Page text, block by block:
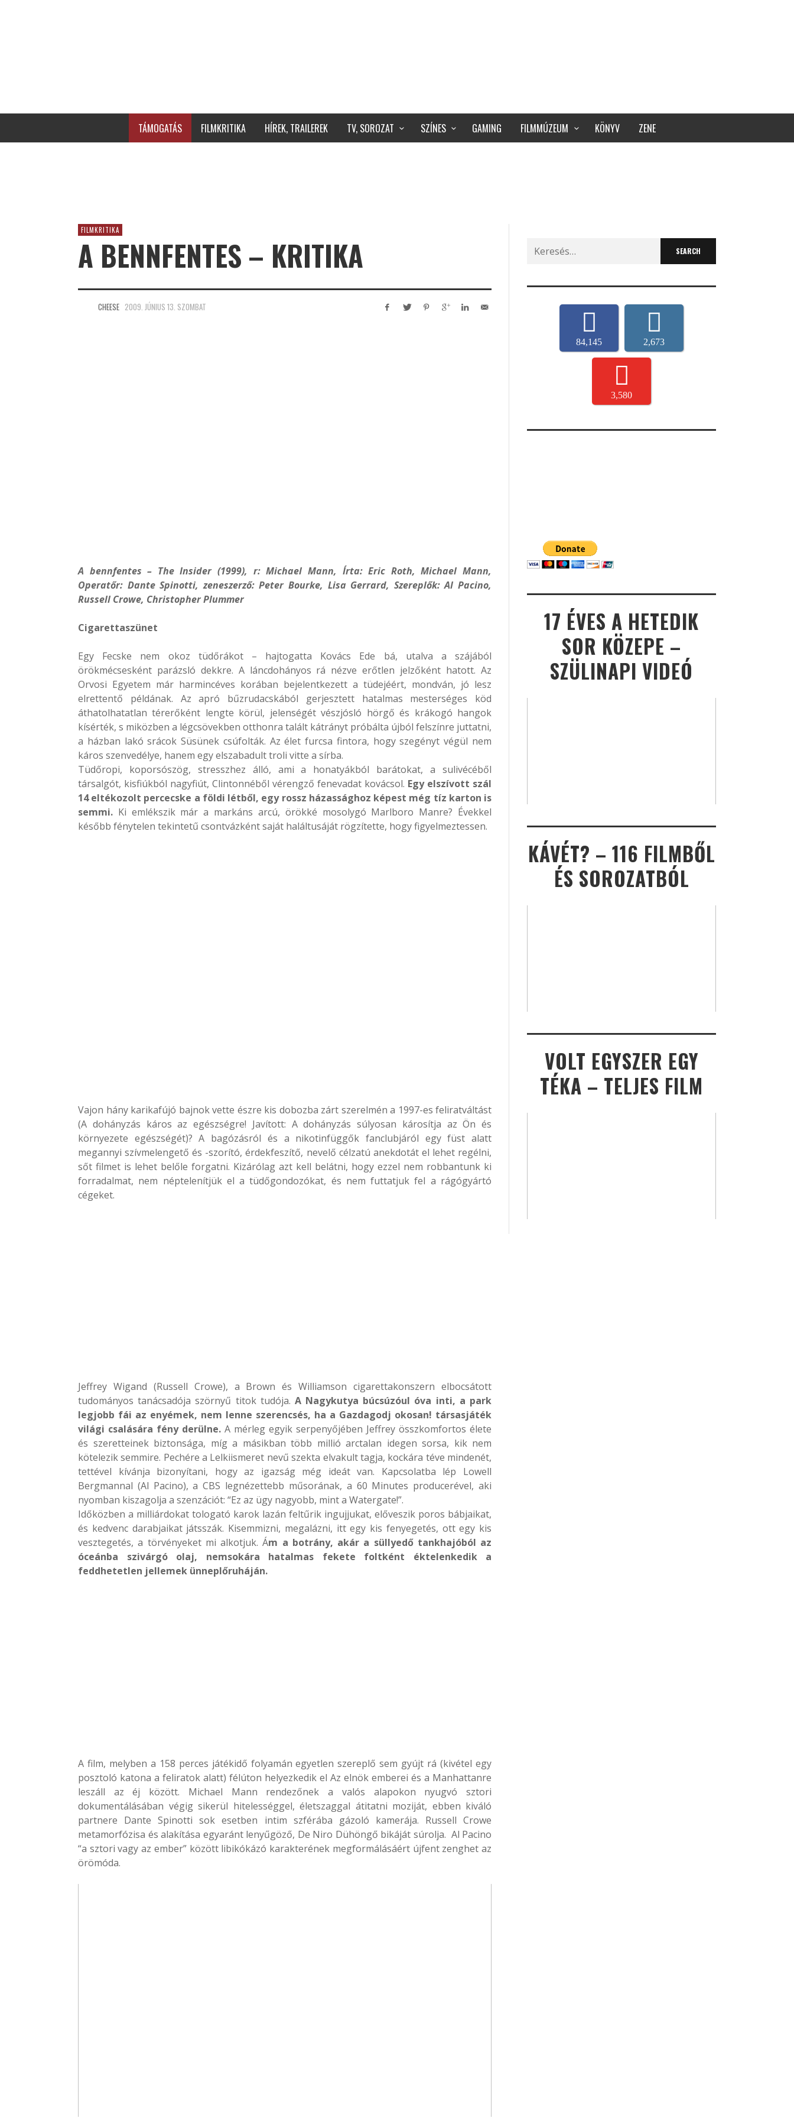
TÁMOGATÁS FILMKRITIKA HÍREK, TRAILEREK TV, SOROZAT SZÍNES GAMING FILMMÚZEUM KÖNYV ZENE
FILMKRITIKA
A BENNFENTES – KRITIKA
CHEESE 2009. JÚNIUS 13. SZOMBAT
A bennfentes – The Insider(1999), r: Michael Mann, Írta: Eric Roth, Michael Mann,
Operatőr: Dante Spinotti, zeneszerző: Peter Bourke, Lisa Gerrard, Szereplők: Al Pacino,
Russell Crowe, Christopher Plummer
Cigarettaszünet
Egy Fecske nem okoz tüdőrákot – hajtogatta Kovács Ede bá, utalva a szájából
örökmécsesként parázsló dekkre. A láncdohányos rá nézve erőtlen jelzőként hatott. Az
Orvosi Egyetem már harmincéves korában bejelentkezett a tüdejéért, mondván, jó lesz
elrettentő példának. Az apró bűzrudacskából gerjesztett hatalmas mesterséges köd
áthatolhatatlan térerőként lengte körül, jelenségét vészjósló hörgő és krákogó hangok
kísérték, s miközben a légcsövekben otthonra talált kátrányt próbálta újból felszínre juttatni,
a házban lakó srácok Süsünek csúfolták. Az élet furcsa fintora, hogy szegényt végül nem
káros szenvedélye, hanem egy elszabadult troli vitte a sírba.
Tüdőropi, koporsószög, stresszhez álló, ami a honatyákból barátokat, a sulivécéből
társalgót, kisfiúkból nagyfiút, Clintonnéből vérengző fenevadat kovácsol. Egy elszívott szál
14 eltékozolt percecske a földi létből, egy rossz házassághoz képest még tíz karton is
semmi. Ki emlékszik már a markáns arcú, örökké mosolygó Marlboro Manre? Évekkel
később fénytelen tekintetű csontvázként saját haláltusáját rögzítette, hogy figyelmeztessen.
Vajon hány karikafújó bajnok vette észre kis dobozba zárt szerelmén a 1997-es feliratváltást
(A dohányzás káros az egészségre! Javított: A dohányzás súlyosan károsítja az Ön és
környezete egészségét)? A bagózásról és a nikotinfüggők fanclubjáról egy füst alatt
megannyi szívmelengető és -szorító, érdekfeszítő, nevelő célzatú anekdotát el lehet regélni,
sőt filmet is lehet belőle forgatni. Kizárólag azt kell belátni, hogy ezzel nem robbantunk ki
forradalmat, nem néptelenítjük el a tüdőgondozókat, és nem futtatjuk fel a rágógyártó
cégeket.
Jeffrey Wigand (Russell Crowe), a Brown és Williamson cigarettakonszern elbocsátott
tudományos tanácsadója szörnyű titok tudója. A Nagykutya búcsúzóul óva inti, a park
legjobb fái az enyémek, nem lenne szerencsés, ha a Gazdagodj okosan! társasjáték
világi csalására fény derülne. A mérleg egyik serpenyőjében Jeffrey összkomfortos élete
és szeretteinek biztonsága, míg a másikban több millió arctalan idegen sorsa, kik nem
kötelezik semmire. Pechére a Lelkiismeret nevű szekta elvakult tagja, kockára téve mindenét,
tettével kívánja bizonyítani, hogy az igazság még ideát van. Kapcsolatba lép Lowell
Bergmannal (Al Pacino), a CBS legnézettebb műsorának, a 60 Minutes producerével, aki
nyomban kiszagolja a szenzációt: “Ez az ügy nagyobb, mint a Watergate!”.
Időközben a milliárdokat tologató karok lazán feltűrik ingujjukat, előveszik poros bábjaikat,
és kedvenc darabjaikat játsszák. Kisemmizni, megalázni, itt egy kis fenyegetés, ott egy kis
vesztegetés, a törvényeket mi alkotjuk. Ám a botrány, akár a süllyedő tankhajóból az
óceánba szivárgó olaj, nemsokára hatalmas fekete foltként éktelenkedik a
feddhetetlen jellemek ünneplőruháján.
A film, melyben a 158 perces játékidő folyamán egyetlen szereplő sem gyújt rá (kivétel egy
posztoló katona a feliratok alatt) félúton helyezkedik el Az elnök emberei és a Manhattanre
leszáll az éj között. Michael Mann rendezőnek a valós alapokon nyugvó sztori
dokumentálásában végig sikerül hitelességgel, életszaggal átitatni moziját, ebben kiváló
partnere Dante Spinotti sok esetben intim szférába gázoló kamerája. Russell Crowe
metamorfózisa és alakítása egyaránt lenyűgöző, De Niro Dühöngő bikáját súrolja. Al Pacino
“a sztori vagy az ember” között libikókázó karakterének megformálásáért újfent zenghet az
örömóda.
Search
for:
84,145 2,673
3,580
17 ÉVES A HETEDIK
SOR KÖZEPE –
SZÜLINAPI VIDEÓ
KÁVÉT? – 116 FILMBŐL
ÉS SOROZATBÓL
VOLT EGYSZER EGY
TÉKA – TELJES FILM